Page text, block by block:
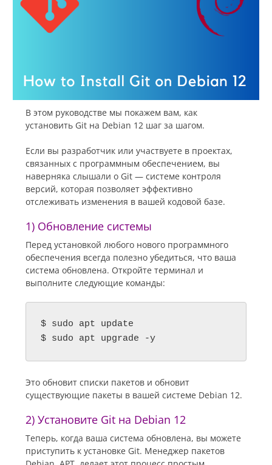
В этом руководстве мы покажем вам, как
установить Git на Debian 12 шаг за шагом.
Если вы разработчик или участвуете в проектах,
связанных с программным обеспечением, вы
наверняка слышали о Git — системе контроля
версий, которая позволяет эффективно
отслеживать изменения в вашей кодовой базе.
1) Обновление системы
Перед установкой любого нового программного
обеспечения всегда полезно убедиться, что ваша
система обновлена. Откройте терминал и
выполните следующие команды:
$ sudo apt update
$ sudo apt upgrade -y
Это обновит списки пакетов и обновит
существующие пакеты в вашей системе Debian 12.
2) Установите Git на Debian 12
Теперь, когда ваша система обновлена, вы можете
приступить к установке Git. Менеджер пакетов